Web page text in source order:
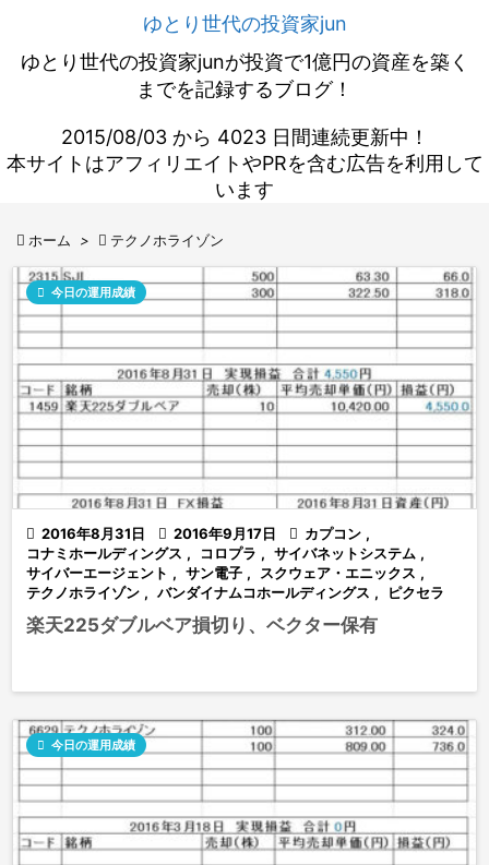
ゆとり世代の投資家jun
ゆとり世代の投資家junが投資で1億円の資産を築く
までを記録するブログ！
2015/08/03 から 4023 日間連続更新中！
本サイトはアフィリエイトやPRを含む広告を利用して
います
 ホーム >  テクノホライゾン
 2016年8月31日  2016年9月17日
 今日の運用成績
 カプコン ,
コナミホールディングス , コロプラ , サイバネットシステム ,
サイバーエージェント , サン電子 , スクウェア・エニックス ,
テクノホライゾン , バンダイナムコホールディングス , ピクセラ
楽天225ダブルベア損切り、ベクター保有
 今日の運用成績